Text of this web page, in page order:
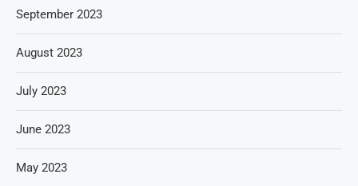
September 2023
August 2023
July 2023
June 2023
May 2023